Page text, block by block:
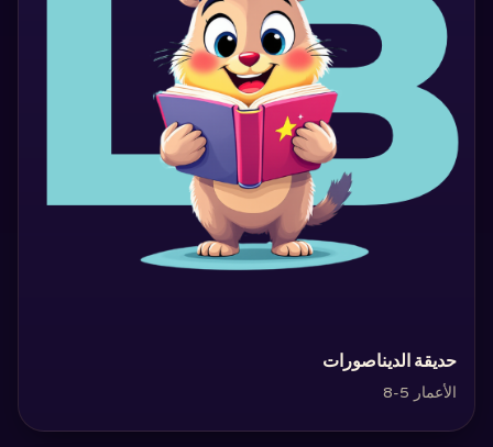
‏حديقة الديناصورات‏
الأعمار 5-8